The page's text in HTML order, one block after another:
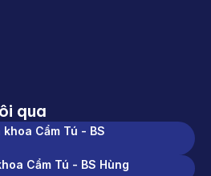
qua
Cẩm Tú - BS
Cẩm Tú - BS Hùng